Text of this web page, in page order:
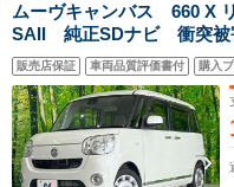
ムーヴキャンバス 660 X
SAII 純正SDナビ 衝突被
ア バックカメラ スマー
ト オートエアコン
フォグ
販売店保証 車両品質評価書付 購入